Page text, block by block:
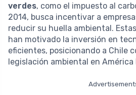
verdes, como el impuesto al
2014, busca incentivar a
reducir su huella ambiental.
han motivado la inversión en
eficientes, posicionando a Chile
legislación ambiental en América